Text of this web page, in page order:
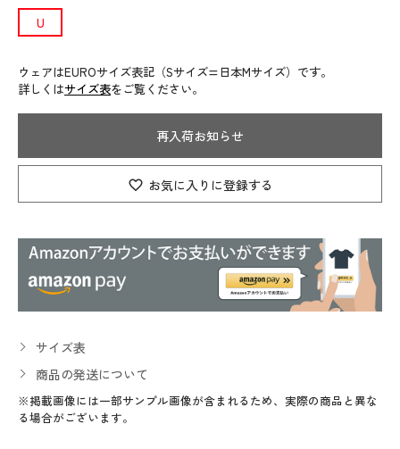
U
ウェアはEUROサイズ表記（Sサイズ=日本Mサイズ）です。
詳しくはサイズ表をご覧ください。
再入荷お知らせ
お気に入りに登録する
サイズ表
商品の発送について
※掲載画像には一部サンプル画像が含まれるため、実際の商品と異な
る場合がございます。